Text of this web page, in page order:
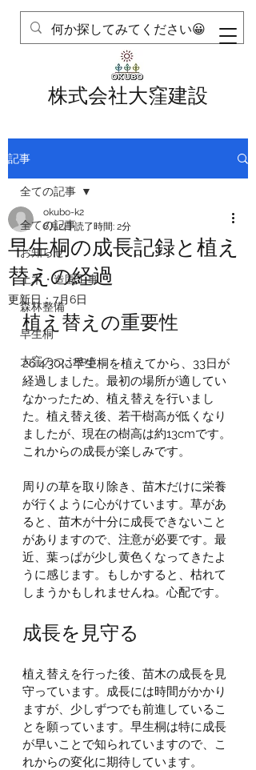
株式会社大窪建設
記事
全ての記事
お知らせ
土木・造園工事
森林整備
早生桐
大窪のつぶやき
全ての記事
早生桐の成長記録と植え
替えの経過
okubo-k2
6月2日読了時間: 2分
更新日：7月6日
植え替えの重要性
26.4.30に早生桐を植えてから、33日が
経過しました。最初の場所が適してい
なかったため、植え替えを行いまし
た。植え替え後、若干樹高が低くなり
ましたが、現在の樹高は約13cmです。
これからの成長が楽しみです。
周りの草を取り除き、苗木だけに栄養
が行くように心がけています。草があ
ると、苗木が十分に成長できないこと
がありますので、注意が必要です。最
近、葉っぱが少し黄色くなってきたよ
うに感じます。もしかすると、枯れて
しまうかもしれませんね。心配です。
成長を見守る
植え替えを行った後、苗木の成長を見
守っています。成長には時間がかかり
ますが、少しずつでも前進しているこ
とを願っています。早生桐は特に成長
が早いことで知られていますので、こ
れからの変化に期待しています。